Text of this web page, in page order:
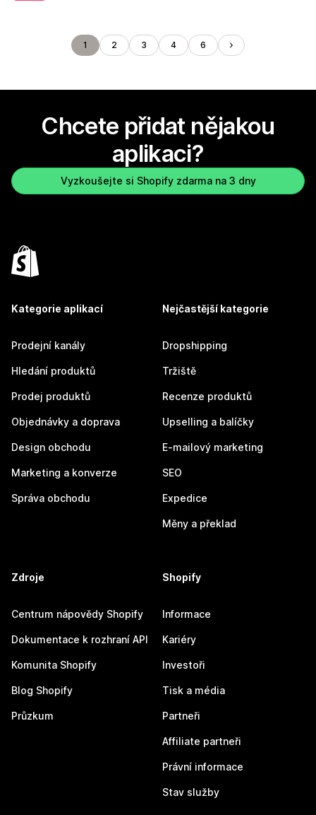
1 2 3 4 6
Chcete přidat nějakou
aplikaci?
Vyzkoušejte si Shopify zdarma na 3 dny
Kategorie aplikací
Prodejní kanály
Hledání produktů
Prodej produktů
Objednávky a doprava
Design obchodu
Marketing a konverze
Správa obchodu
Nejčastější kategorie
Dropshipping
Tržiště
Recenze produktů
Upselling a balíčky
E-mailový marketing
SEO
Expedice
Měny a překlad
Zdroje
Centrum nápovědy Shopify
Dokumentace k rozhraní API
Komunita Shopify
Blog Shopify
Průzkum
Shopify
Informace
Kariéry
Investoři
Tisk a média
Partneři
Affiliate partneři
Právní informace
Stav služby